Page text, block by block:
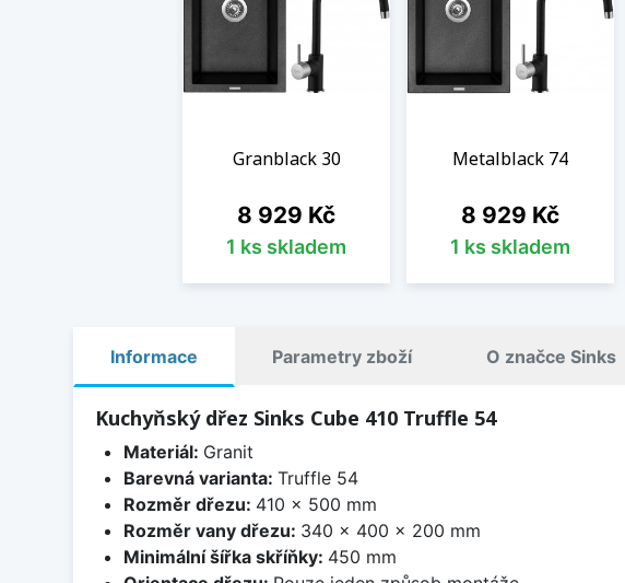
Granblack 30
Cena
8 929 Kč
1 ks skladem
Metalblack 74
Cena
8 929 Kč
1 ks skladem
Informace Parametry zboží O značce Sinks
Kuchyňský dřez Sinks Cube 410 Truffle 54
Materiál: Granit
Barevná varianta: Truffle 54
Rozměr dřezu: 410 x 500 mm
Rozměr vany dřezu: 340 x 400 x 200 mm
Minimální šířka skříňky: 450 mm